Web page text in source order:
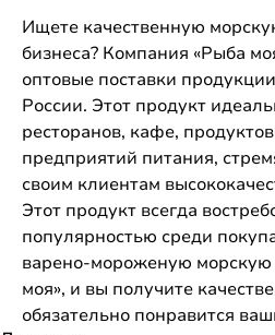
Ищете качественную
бизнеса? Компания «Рыба
оптовые поставки
России. Этот продукт
ресторанов, кафе,
предприятий питания,
своим клиентам
Этот продукт всегда
популярностью среди
варено-мороженую морскую
моя», и вы получите
обязательно понравится